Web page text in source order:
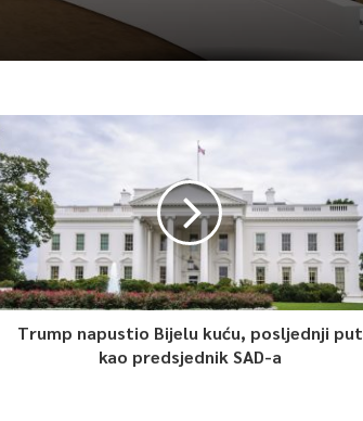
Trump napustio Bijelu kuću, posljednji put
kao predsjednik SAD-a